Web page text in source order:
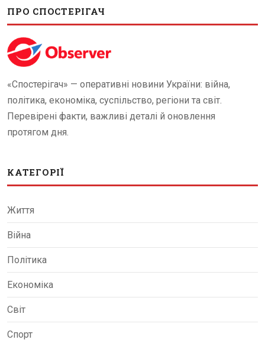
ПРО СПОСТЕРІГАЧ
«Спостерігач» — оперативні новини України: війна,
політика, економіка, суспільство, регіони та світ.
Перевірені факти, важливі деталі й оновлення
протягом дня.
КАТЕГОРІЇ
Життя
Війна
Політика
Економіка
Світ
Спорт